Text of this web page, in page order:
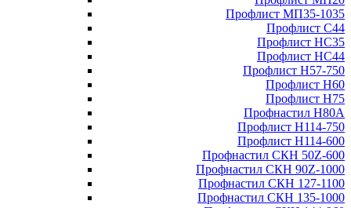
Профлист МП35-1035
Профлист С44
Профлист НС35
Профлист НС44
Профлист Н57-750
Профлист Н60
Профлист Н75
Профнастил Н80А
Профлист Н114-750
Профлист Н114-600
Профнастил СКН 50Z-600
Профнастил СКН 90Z-1000
Профнастил СКН 127-1100
Профнастил СКН 135-1000